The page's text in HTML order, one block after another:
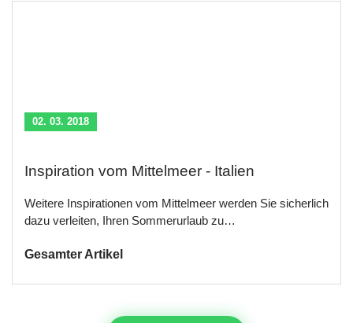
02. 03. 2018
Inspiration vom Mittelmeer - Italien
Weitere Inspirationen vom Mittelmeer werden Sie sicherlich
dazu verleiten, Ihren Sommerurlaub zu…
Gesamter Artikel